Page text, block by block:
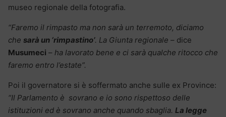
museo regionale della fotografia.
“Faremo il rimpasto ma non sarà un terremoto, diciamo
che sarà un ‘rimpastino’. La Giunta regionale – dice
Musumeci – ha lavorato bene e ci sarà qualche ritocco che
faremo entro l’estate”.
Poi il governatore si è soffermato anche sulle ex Province:
“Il Parlamento è sovrano e io sono rispettoso delle
istituzioni ed è sovrano anche quando sbaglia. La legge